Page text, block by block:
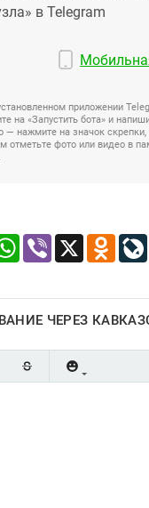
в Telegram
приложении
на «Запустить бота» и
— нажмите на значок
отметьте фото или видео в
WhatsApp
Viber X
ЧЕРЕЗ